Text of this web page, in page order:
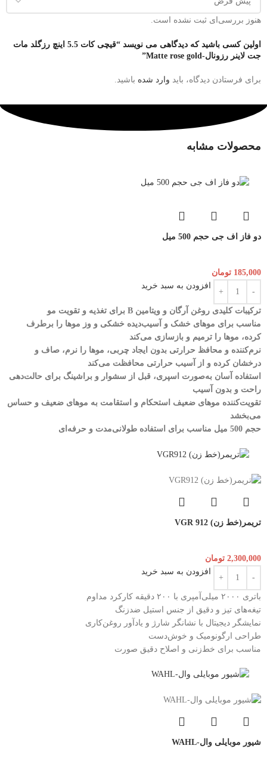
هنوز بررسی‌ای ثبت نشده است.
اولین کسی باشید که دیدگاهی می نویسد “قیچی کات 5.5 اینچ رزگلد مات
جت لاینر رزونال-Matte rose gold”
برای فرستادن دیدگاه، باید وارد شده باشید.
محصولات مشابه
دو فاز اف جی حجم 500 میل
185,000 تومان
افزودن به سبد خرید
ترکیبات کلیدی روغن آرگان و ویتامین B برای تغذیه و تقویت مو
مناسب برای موهای خشک و آسیب‌دیده خشکی و وز موها را برطرف
کرده، موها را ترمیم و بازسازی می‌کند
نرم‌کننده و محافظ حرارتی بدون ایجاد چربی، موها را نرم، صاف و
درخشان کرده و از آسیب حرارتی محافظت می‌کند
استفاده آسان به‌صورت اسپری، قبل از سشوار و براشینگ برای حالت‌دهی
راحت و بدون آسیب
تقویت‌کننده موهای ضعیف استحکام و استقامت به موهای ضعیف و حساس
می‌بخشد
حجم 500 میل مناسب برای استفاده طولانی‌مدت و حرفه‌ای
تریمر(خط زن) VGR 912
2,300,000 تومان
افزودن به سبد خرید
باتری ۲۰۰۰ میلی‌آمپری با ۲۰۰ دقیقه کارکرد مداوم
تیغه‌های تیز و دقیق از جنس استیل ضدزنگ
نمایشگر دیجیتال با نشانگر شارژ و یادآور روغن‌کاری
طراحی ارگونومیک و خوش‌دست
مناسب برای خط‌زنی و اصلاح دقیق صورت
شیور موبایلی وال-WAHL